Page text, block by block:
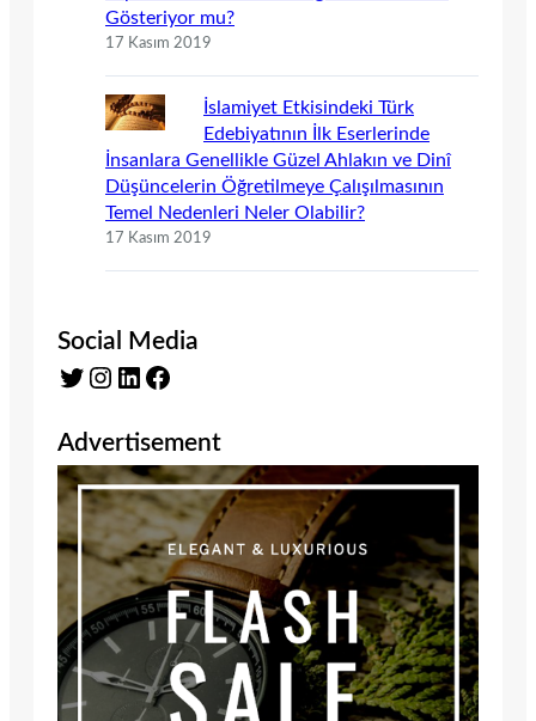
Gösteriyor mu?
17 Kasım 2019
İslamiyet Etkisindeki Türk
Edebiyatının İlk Eserlerinde
İnsanlara Genellikle Güzel Ahlakın ve Dinî
Düşüncelerin Öğretilmeye Çalışılmasının
Temel Nedenleri Neler Olabilir?
17 Kasım 2019
Social Media
Twitter Instagram LinkedIn Facebook
Advertisement